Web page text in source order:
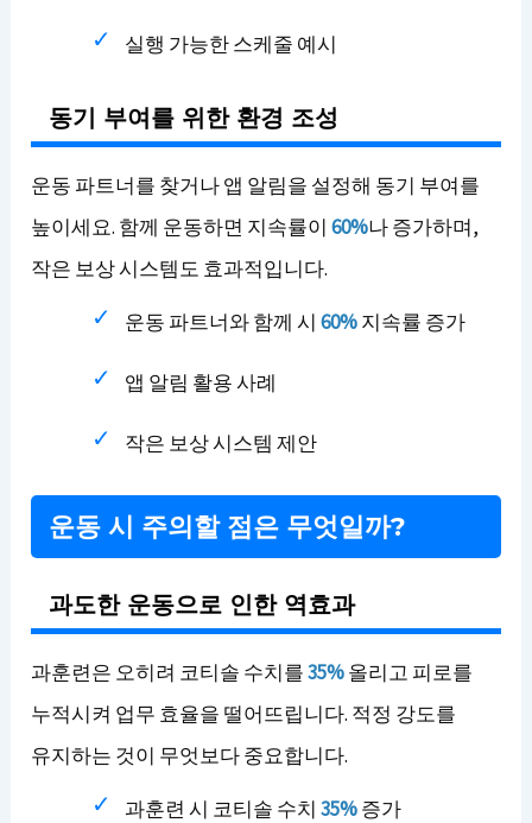
실행 가능한 스케줄 예시
동기 부여를 위한 환경 조성
운동 파트너를 찾거나 앱 알림을 설정해 동기 부여를
높이세요. 함께 운동하면 지속률이60%나 증가하며,
작은 보상 시스템도 효과적입니다.
운동 파트너와 함께 시60%지속률 증가
앱 알림 활용 사례
작은 보상 시스템 제안
운동 시 주의할 점은 무엇일까?
과도한 운동으로 인한 역효과
과훈련은 오히려 코티솔 수치를35%올리고 피로를
누적시켜 업무 효율을 떨어뜨립니다. 적정 강도를
유지하는 것이 무엇보다 중요합니다.
과훈련 시 코티솔 수치35%증가